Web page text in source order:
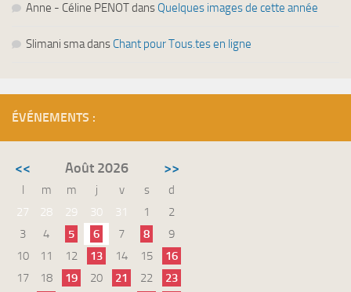
Anne - Céline PENOTdans Quelques images de cette année
Slimani smadans Chant pour Tous.tes en ligne
ÉVÉNEMENTS :
<< Août 2026 >>
l m m j v s
d
27
28 29 30 31 1
2
3
4 5 6 7 8
9
10
11 12 13 14 15
16
17
18 19 20 21 22
23